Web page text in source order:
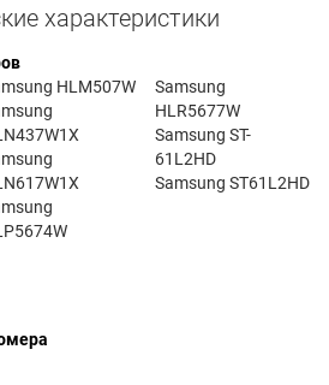
характеристики
HLM507W
Samsung
HLR5677W
Samsung ST-
61L2HD
Samsung ST61L2HD